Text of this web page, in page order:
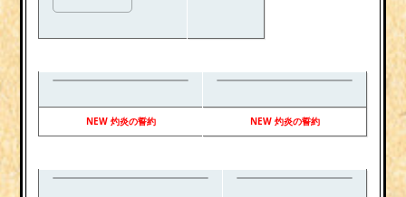
NEW 灼炎の誓約 NEW 灼炎の誓約